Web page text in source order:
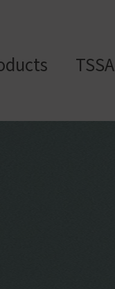
TSSA
CW 커스텀 블렌드 서
접 조합해 나만의 포
드 전용 향료로 제작